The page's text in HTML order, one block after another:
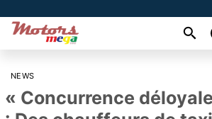
NEWS
« Concurrence